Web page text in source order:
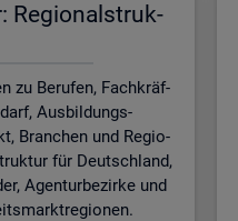
Re­gio­nal­struk­
zu Be­ru­fen, Fach­kräf­
Aus­bil­dungs­
Bran­chen und Re­gio­
für Deutsch­land,
Agen­tur­be­zir­ke und